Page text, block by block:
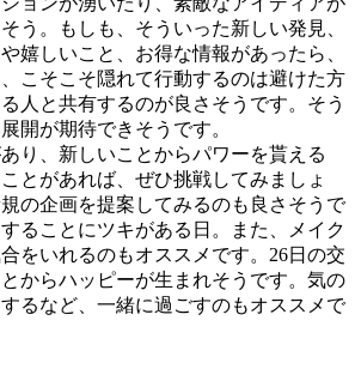
う。もしも、そういった新しい発見、
嬉しいこと、お得な情報があったら、
こそこそ隠れて行動するのは避けた方
人と共有するのが良さそうです。そう
開が期待できそうです。
り、新しいことからパワーを貰える
とがあれば、ぜひ挑戦してみましょ
の企画を提案してみるのも良さそうで
ることにツキがある日。また、メイク
をいれるのもオススメです。26日の交
からハッピーが生まれそうです。気の
るなど、一緒に過ごすのもオススメで